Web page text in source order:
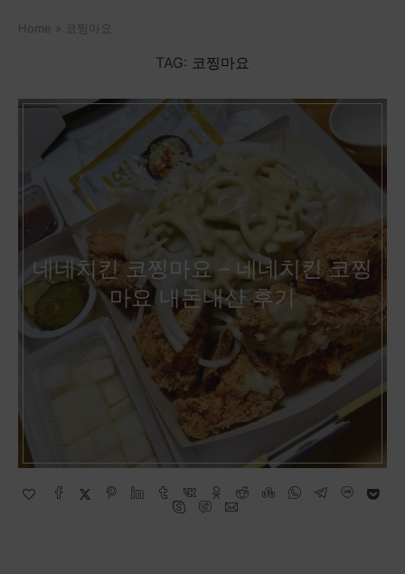
Home » 코찡마요
TAG: 코찡마요
네네치킨 코찡마요 – 네네치킨 코찡
마요 내돈내산 후기